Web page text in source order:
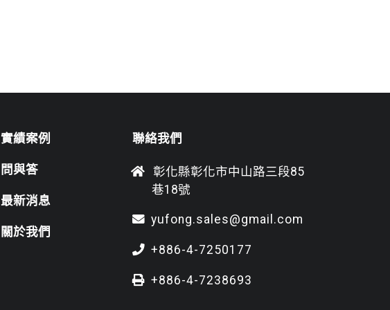
實績案例
問與答
最新消息
關於我們
聯絡我們
彰化縣彰化市中山路三段85
巷18號
yufong.sales@gmail.com
+886-4-7250177
+886-4-7238693